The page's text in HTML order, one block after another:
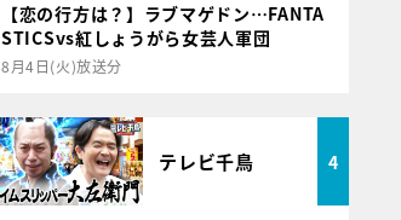
【恋の行方は？】ラブマゲドン…FANTA
STICSvs紅しょうがら女芸人軍団
8月4日(火)放送分
テレビ千鳥 4